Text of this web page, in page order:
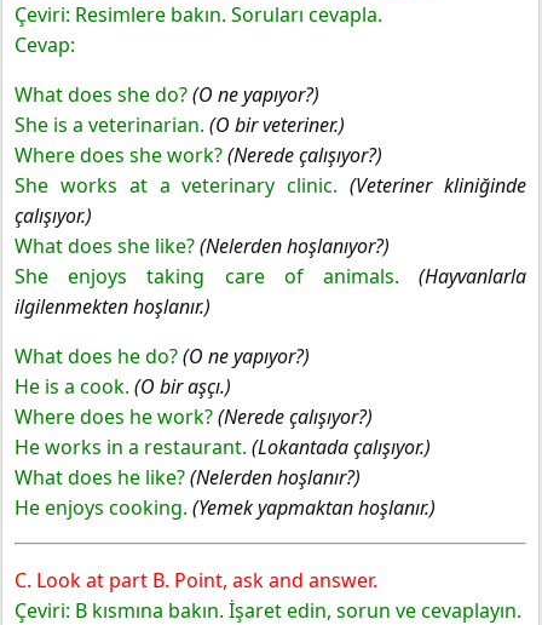
Çeviri: Resimlere bakın. Soruları cevapla.
Cevap:
What does she do?(O ne yapıyor?)
She is a veterinarian. (O bir veteriner.)
Where does she work?(Nerede çalışıyor?)
She works at a veterinary clinic. (Veteriner kliniğinde
çalışıyor.)
What does she like?(Nelerden hoşlanıyor?)
She enjoys taking care of animals. (Hayvanlarla
ilgilenmekten hoşlanır.)
What does he do?(O ne yapıyor?)
He is a cook. (O bir aşçı.)
Where does he work?(Nerede çalışıyor?)
He works in a restaurant. (Lokantada çalışıyor.)
What does he like?(Nelerden hoşlanır?)
He enjoys cooking. (Yemek yapmaktan hoşlanır.)
C. Look at part B. Point, ask and answer.
Çeviri: B kısmına bakın. İşaret edin, sorun ve cevaplayın.